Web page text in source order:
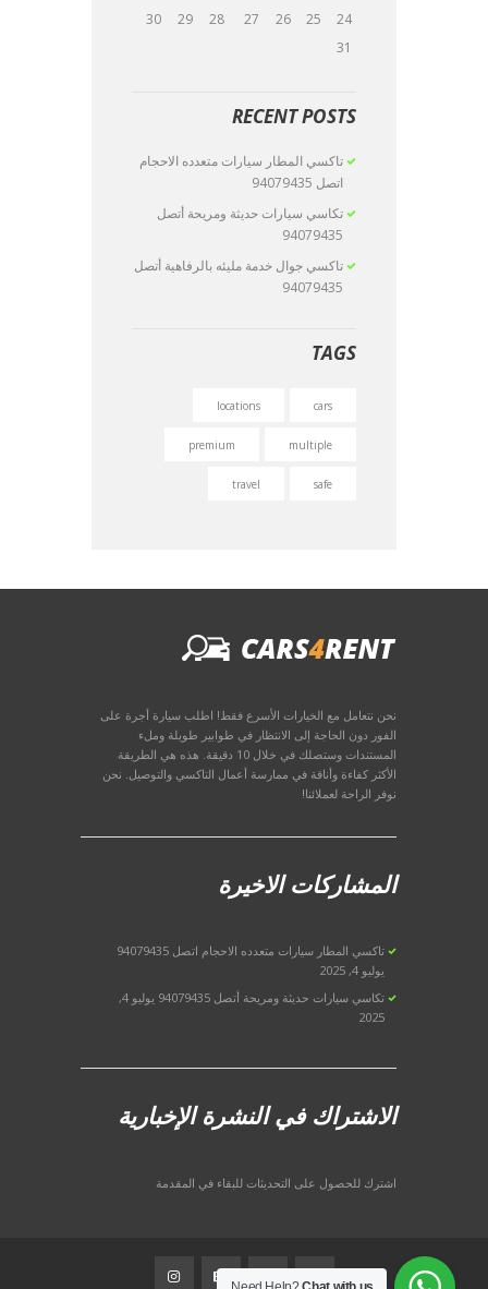
24
25
26
27
28
29
30
31
RECENT POSTS
تاكسي المطار سيارات متعدده الاحجام
اتصل 94079435
تكاسي سيارات حديثة ومريحة أتصل
94079435
تاكسي جوال خدمة مليئه بالرفاهية أتصل
94079435
TAGS
cars
locations
multiple
premium
safe
travel
نحن نتعامل مع الخيارات الأسرع فقط! اطلب سيارة أجرة على
الفور دون الحاجة إلى الانتظار في طوابير طويلة وملء
المستندات وستصلك في خلال 10 دقيقة. هذه هي الطريقة
الأكثر كفاءة وأناقة في ممارسة أعمال التاكسي والتوصيل. نحن
نوفر الراحة لعملائنا!
المشاركات الاخيرة
تاكسي المطار سيارات متعدده الاحجام اتصل 94079435
يوليو 4, 2025
تكاسي سيارات حديثة ومريحة أتصل 94079435
يوليو 4,
2025
الاشتراك في النشرة الإخبارية
اشترك للحصول على التحديثات للبقاء في المقدمة